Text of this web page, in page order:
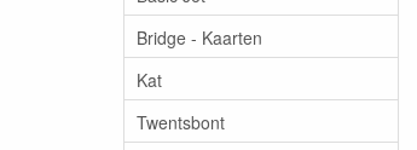
Bridge - Kaarten
Kat
Twentsbont